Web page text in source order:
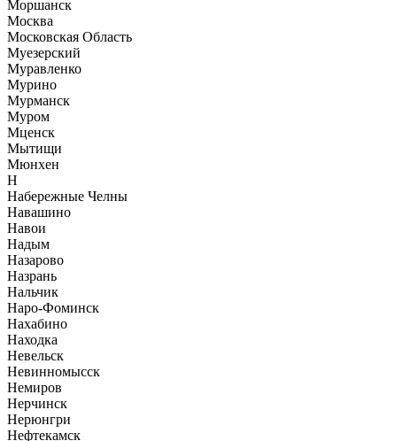
Моршанск
Москва
Московская Область
Муезерский
Муравленко
Мурино
Мурманск
Муром
Мценск
Мытищи
Мюнхен
Н
Набережные Челны
Навашино
Навои
Надым
Назарово
Назрань
Нальчик
Наро-Фоминск
Нахабино
Находка
Невельск
Невинномысск
Немиров
Нерчинск
Нерюнгри
Нефтекамск